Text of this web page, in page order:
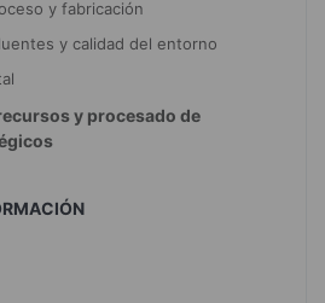
y fabricación
y calidad del entorno
y procesado de